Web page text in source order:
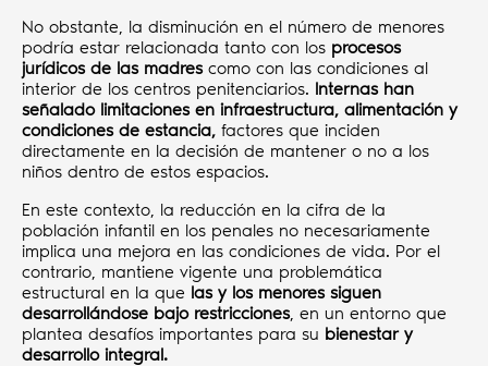
No obstante, la disminución en el número de menores
podría estar relacionada tanto con los procesos
jurídicos de las madrescomo con las condiciones al
interior de los centros penitenciarios. Internas han
señalado limitaciones en infraestructura, alimentación y
condiciones de estancia, factores que inciden
directamente en la decisión de mantener o no a los
niños dentro de estos espacios.
En este contexto, la reducción en la cifra de la
población infantil en los penales no necesariamente
implica una mejora en las condiciones de vida. Por el
contrario, mantiene vigente una problemática
estructural en la que las y los menores siguen
desarrollándose bajo restricciones, en un entorno que
plantea desafíos importantes para su bienestar y
desarrollo integral.